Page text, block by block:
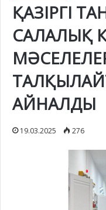
ҚАЗІРГІ
САЛАЛЫҚ
АЙНАЛДЫ
19.03.2025 276